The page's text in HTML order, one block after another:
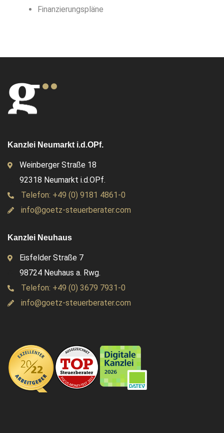
Finanzierungspläne
Kanzlei Neumarkt i.d.OPf.
Weinberger Straße 18
92318 Neumarkt i.d.OPf.
Telefon: +49 (0) 9181 4861-0
info@goetz-steuerberater.com
Kanzlei Neuhaus
Eisfelder Straße 7
98724 Neuhaus a. Rwg.
Telefon: +49 (0) 3679 7931-0
info@goetz-steuerberater.com